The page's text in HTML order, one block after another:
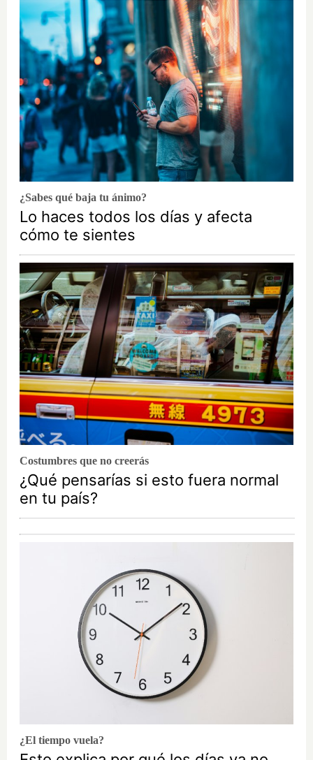
¿Sabes qué baja tu ánimo?
Lo haces todos los días y afecta
cómo te sientes
Costumbres que no creerás
¿Qué pensarías si esto fuera normal
en tu país?
¿El tiempo vuela?